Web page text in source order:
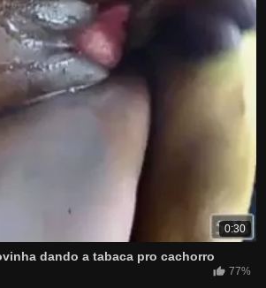
0:30
dando a tabaca pro cachorro
77%